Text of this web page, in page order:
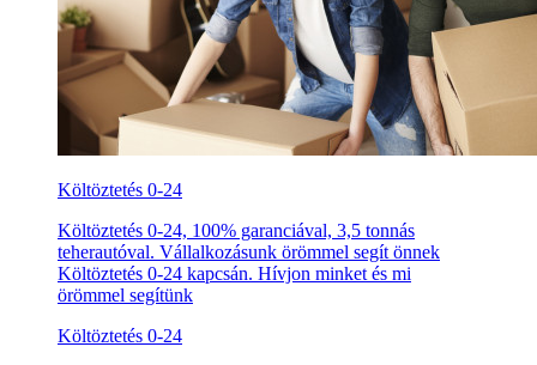
Költöztetés 0-24
Költöztetés 0-24, 100% garanciával, 3,5 tonnás
teherautóval. Vállalkozásunk örömmel segít önnek
Költöztetés 0-24 kapcsán. Hívjon minket és mi
örömmel segítünk
Költöztetés 0-24